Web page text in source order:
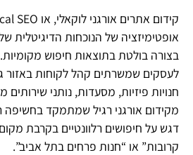
אופטימיזציה של הנוכחות הדיגיטלית
בצורה בולטת בתוצאות חיפוש
לעסקים שמשרתים קהל לקוחות באזור
חנויות פיזיות, מסעדות, נותני שירותים
מקידום אורגני רגיל שמתמקד בחשיפה
דגש על חיפושים רלוונטיים בקרבת
קרובות” או “חנות פרחים בתל אביב”.